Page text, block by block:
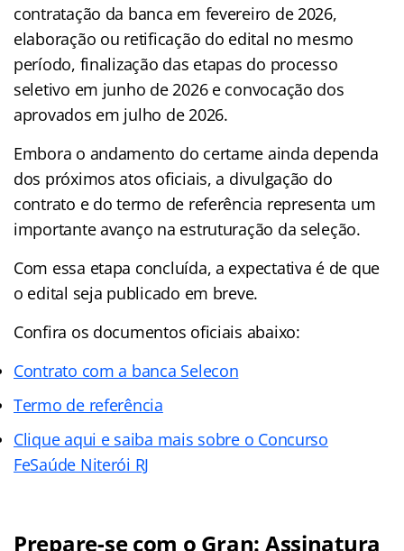
contratação da banca em fevereiro de 2026,
elaboração ou retificação do edital no mesmo
período, finalização das etapas do processo
seletivo em junho de 2026 e convocação dos
aprovados em julho de 2026.
Embora o andamento do certame ainda dependa
dos próximos atos oficiais, a divulgação do
contrato e do termo de referência representa um
importante avanço na estruturação da seleção.
Com essa etapa concluída, a expectativa é de que
o edital seja publicado em breve.
Confira os documentos oficiais abaixo:
Contrato com a banca Selecon
Termo de referência
Clique aqui e saiba mais sobre o Concurso
FeSaúde Niterói RJ
Prepare-se com o Gran: Assinatura